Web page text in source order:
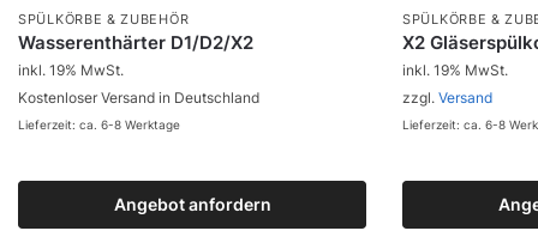
SPÜLKÖRBE & ZUBEHÖR
Wasserenthärter D1/D2/X2
Zum Produkt
Angebot anfordern
inkl. 19% MwSt.
Kostenloser Versand in Deutschland
Lieferzeit: ca. 6-8 Werktage
SPÜLKÖRBE &
X2
inkl. 19% MwSt.
zzgl. Versand
Lieferzeit: ca. 6-8